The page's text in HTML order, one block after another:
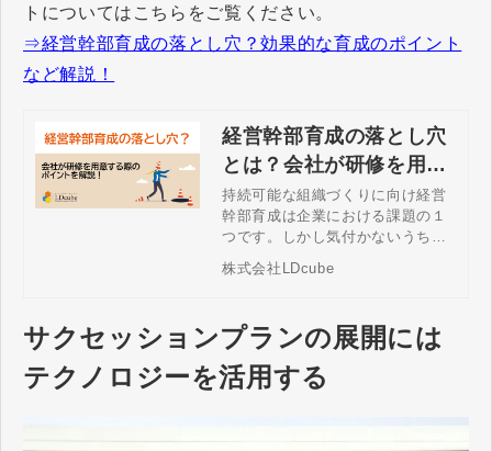
トについてはこちらをご覧ください。
⇒経営幹部育成の落とし穴？効果的な育成のポイント
など解説！
経営幹部育成の落とし穴
とは？会社が研修を用意
する際のポイントなど解
説！
持続可能な組織づくりに向け経営
幹部育成は企業における課題の１
つです。しかし気付かないうちに
落とし穴にはまってしまうケース
も少なくないです。経営幹部人材
力開発の要素や効果的な研修のタ
イミング等ポイントを紹介しま
す。
株式会社LDcube
サクセッションプランの展開には
テクノロジーを活用する